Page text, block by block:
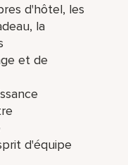
d'hôtel, les
la
et de
d'équipe